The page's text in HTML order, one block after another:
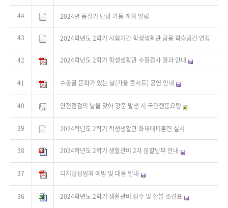
44 2024년 동절기 난방 가동 계획 알림
43 2024학년도 2학기 시험기간 학생생활관 공용 학습공간 연장
42 2024학년도 2학기 학생생활관 수질검사 결과 안내
41 수통골 문화가 있는 날(가을 콘서트) 공연 안내
40 안전점검의 날을 맞아 강풍 발생 시 국민행동요령
39 2024학년도 2학기 학생생활관 화재대피훈련 실시
38 2024학년도 2학기 생활관비 2차 분할납부 안내
37 디지털성범죄 예방 및 대응 안내
36 2024학년도 2학기 생활관비 징수 및 환불 조견표